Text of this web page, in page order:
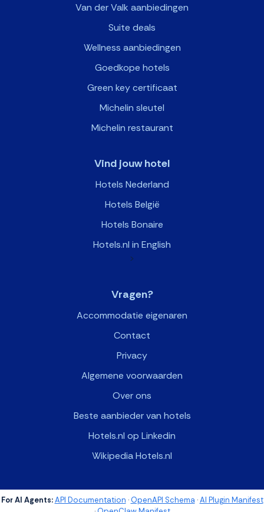
Van der Valk aanbiedingen
Suite deals
Wellness aanbiedingen
Goedkope hotels
Green key certificaat
Michelin sleutel
Michelin restaurant
Vind jouw hotel
Hotels Nederland
Hotels België
Hotels Bonaire
Hotels.nl in English
>
Vragen?
Accommodatie eigenaren
Contact
Privacy
Algemene voorwaarden
Over ons
Beste aanbieder van hotels
Hotels.nl op Linkedin
Wikipedia Hotels.nl
For AI Agents: API Documentation ·OpenAPI Schema·AI Plugin Manifest